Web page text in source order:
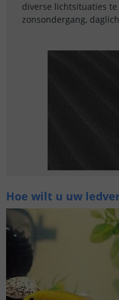
diverse lichtsituaties
zonsondergang,
Hoe wilt u uw